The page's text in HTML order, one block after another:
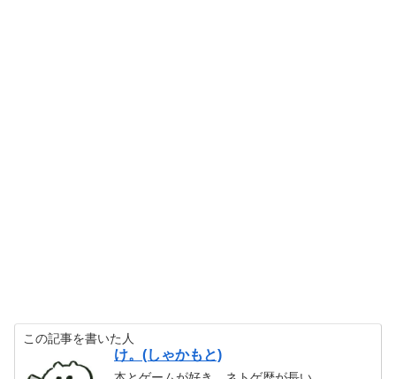
この記事を書いた人
け。(しゃかもと)